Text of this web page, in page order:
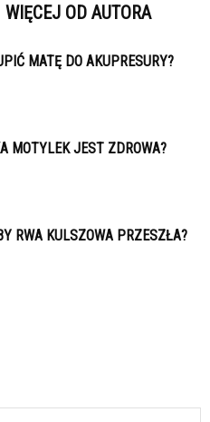
WIĘCEJ OD AUTORA
MATĘ DO AKUPRESURY?
MOTYLEK JEST ZDROWA?
RWA KULSZOWA PRZESZŁA?